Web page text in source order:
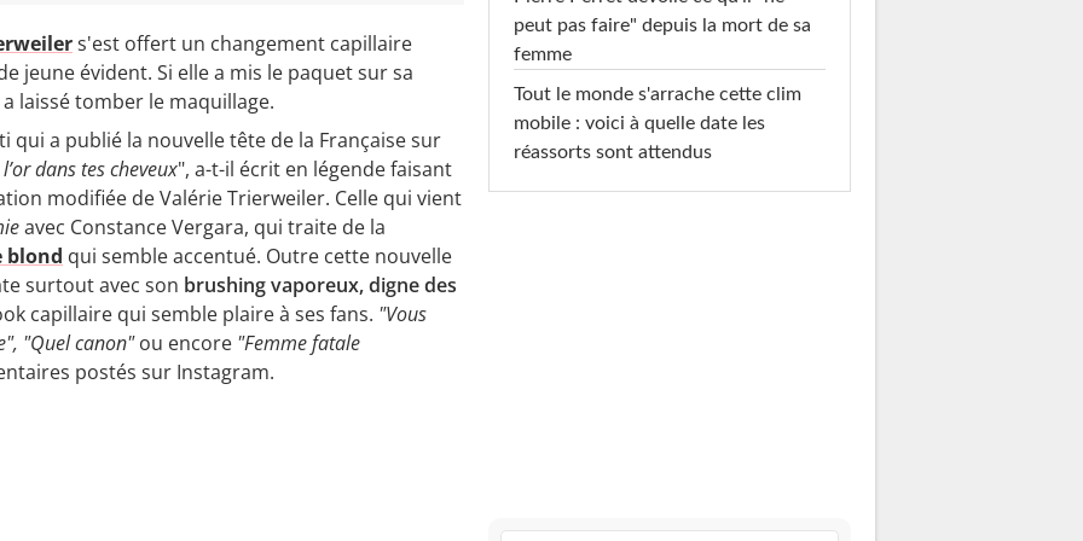
s'est offert un changement capillaire
jeune évident. Si elle a mis le paquet sur sa
laissé tomber le maquillage.
qui a publié la nouvelle tête de la Française sur
l’or dans tes cheveux", a-t-il écrit en légende faisant
modifiée de Valérie Trierweiler. Celle qui vient
avec Constance Vergara, qui traite de la
blond qui semble accentué. Outre cette nouvelle
surtout avec son brushing vaporeux, digne des
capillaire qui semble plaire à ses fans. "Vous
"Quel canon"ou encore "Femme fatale
postés sur Instagram.
peut pas faire" depuis la mort de sa
femme
Tout le monde s'arrache cette clim
mobile : voici à quelle date les
réassorts sont attendus